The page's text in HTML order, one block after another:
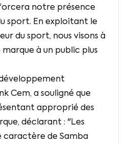
notre présence
sport. En exploitant le
du sport, nous visons à
à un public plus
Cem, a souligné que
approprié des
déclarant : "Les
caractère de Samba